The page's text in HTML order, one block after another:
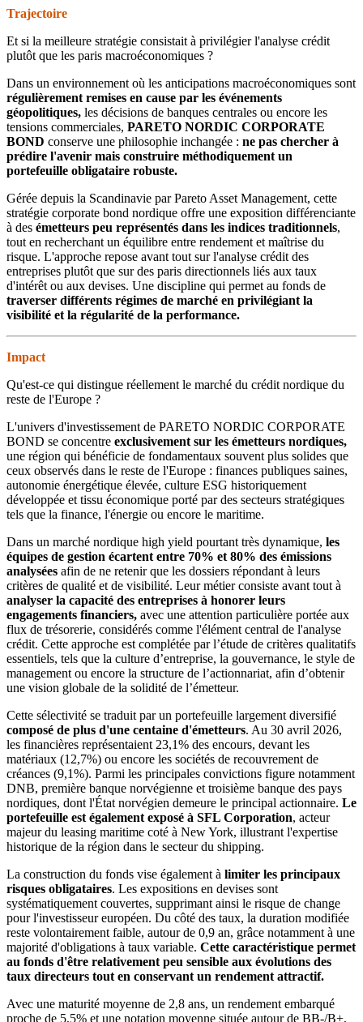
Trajectoire
Et si la meilleure stratégie consistait à privilégier l'analyse crédit
plutôt que les paris macroéconomiques ?
Dans un environnement où les anticipations macroéconomiques sont
régulièrement remises en cause par les événements
géopolitiques, les décisions de banques centrales ou encore les
tensions commerciales, PARETO NORDIC CORPORATE
BOND conserve une philosophie inchangée : ne pas chercher à
prédire l'avenir mais construire méthodiquement un
portefeuille obligataire robuste.
Gérée depuis la Scandinavie par Pareto Asset Management, cette
stratégie corporate bond nordique offre une exposition différenciante
à des émetteurs peu représentés dans les indices traditionnels,
tout en recherchant un équilibre entre rendement et maîtrise du
risque. L'approche repose avant tout sur l'analyse crédit des
entreprises plutôt que sur des paris directionnels liés aux taux
d'intérêt ou aux devises. Une discipline qui permet au fonds de
traverser différents régimes de marché en privilégiant la
visibilité et la régularité de la performance.
Impact
Qu'est-ce qui distingue réellement le marché du crédit nordique du
reste de l'Europe ?
L'univers d'investissement de PARETO NORDIC CORPORATE
BOND se concentre exclusivement sur les émetteurs nordiques,
une région qui bénéficie de fondamentaux souvent plus solides que
ceux observés dans le reste de l'Europe : finances publiques saines,
autonomie énergétique élevée, culture ESG historiquement
développée et tissu économique porté par des secteurs stratégiques
tels que la finance, l'énergie ou encore le maritime.
Dans un marché nordique high yield pourtant très dynamique, les
équipes de gestion écartent entre 70% et 80% des émissions
analysées afin de ne retenir que les dossiers répondant à leurs
critères de qualité et de visibilité. Leur métier consiste avant tout à
analyser la capacité des entreprises à honorer leurs
engagements financiers, avec une attention particulière portée aux
flux de trésorerie, considérés comme l'élément central de l'analyse
crédit. Cette approche est complétée par l’étude de critères qualitatifs
essentiels, tels que la culture d’entreprise, la gouvernance, le style de
management ou encore la structure de l’actionnariat, afin d’obtenir
une vision globale de la solidité de l’émetteur.
Cette sélectivité se traduit par un portefeuille largement diversifié
composé de plus d'une centaine d'émetteurs. Au 30 avril 2026,
les financières représentaient 23,1% des encours, devant les
matériaux (12,7%) ou encore les sociétés de recouvrement de
créances (9,1%). Parmi les principales convictions figure notamment
DNB, première banque norvégienne et troisième banque des pays
nordiques, dont l'État norvégien demeure le principal actionnaire. Le
portefeuille est également exposé à SFL Corporation, acteur
majeur du leasing maritime coté à New York, illustrant l'expertise
historique de la région dans le secteur du shipping.
La construction du fonds vise également à limiter les principaux
risques obligataires. Les expositions en devises sont
systématiquement couvertes, supprimant ainsi le risque de change
pour l'investisseur européen. Du côté des taux, la duration modifiée
reste volontairement faible, autour de 0,9 an, grâce notamment à une
majorité d'obligations à taux variable. Cette caractéristique permet
au fonds d'être relativement peu sensible aux évolutions des
taux directeurs tout en conservant un rendement attractif.
Avec une maturité moyenne de 2,8 ans, un rendement embarqué
proche de 5,5% et une notation moyenne située autour de BB-/B+,